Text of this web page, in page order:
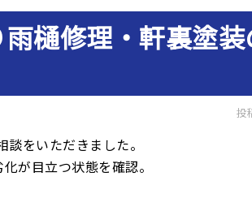
樋修理・軒裏塗装
投
をいただきました。
が目立つ状態を確認。